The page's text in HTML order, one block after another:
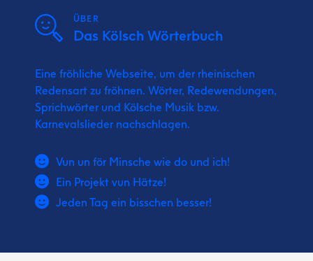
ÜBER
Das Kölsch Wörterbuch
Eine fröhliche Webseite, um der rheinischen
Redensart zu fröhnen. Wörter, Redewendungen,
Sprichwörter und Kölsche Musik bzw.
Karnevalslieder nachschlagen.
Vun un för Minsche wie do und ich!
Ein Projekt vun Hätze!
Jeden Tag ein bisschen besser!